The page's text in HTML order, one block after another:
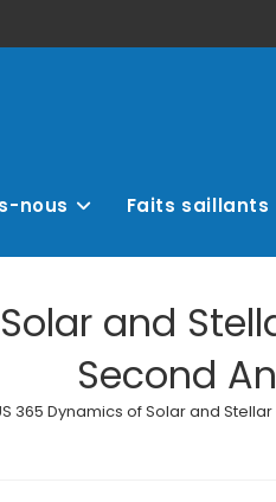
nous Faits saillants
and
Second
365 Dynamics of Solar and